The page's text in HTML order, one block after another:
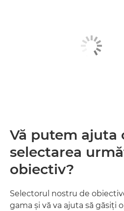
Vă putem ajuta
selectarea
obiectiv?
Selectorul nostru de
gama şi vă va ajuta să găsiţi